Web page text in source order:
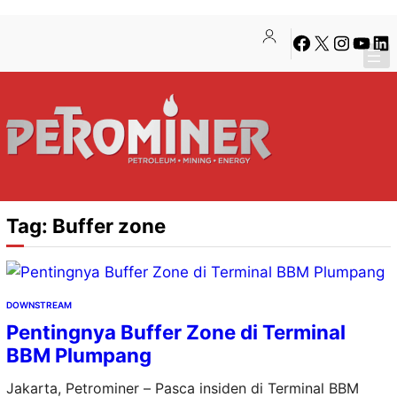
konten
content
Facebook
X Instagram
Tag: Buffer zone
DOWNSTREAM
Pentingnya Buffer Zone di Terminal
BBM Plumpang
Jakarta, Petrominer – Pasca insiden di Terminal BBM